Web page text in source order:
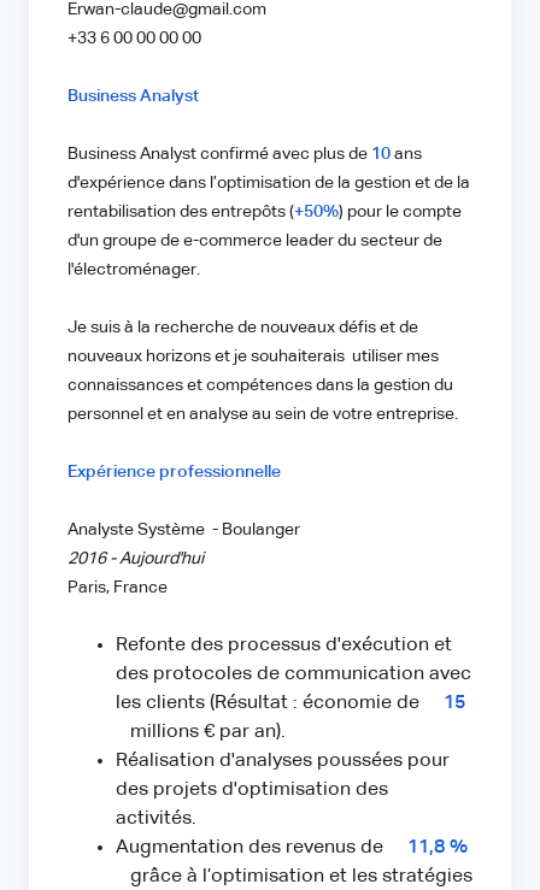
Erwan-claude@gmail.com
+33 6 00 00 00 00
Business Analyst
Business Analyst confirmé avec plus de 10 ans
d'expérience dans l’optimisation de la gestion et de la
rentabilisation des entrepôts (+50%) pour le compte
d'un groupe de e-commerce leader du secteur de
l'électroménager.
Je suis à la recherche de nouveaux défis et de
nouveaux horizons et je souhaiterais utiliser mes
connaissances et compétences dans la gestion du
personnel et en analyse au sein de votre entreprise.
Expérience professionnelle
Analyste Système - Boulanger
2016 - Aujourd'hui
Paris, France
Refonte des processus d'exécution et
des protocoles de communication avec
les clients (Résultat : économie de
15
millions € par an).
Réalisation d'analyses poussées pour
des projets d'optimisation des
activités.
Augmentation des revenus de
11,8 %
grâce à l’optimisation et les stratégies